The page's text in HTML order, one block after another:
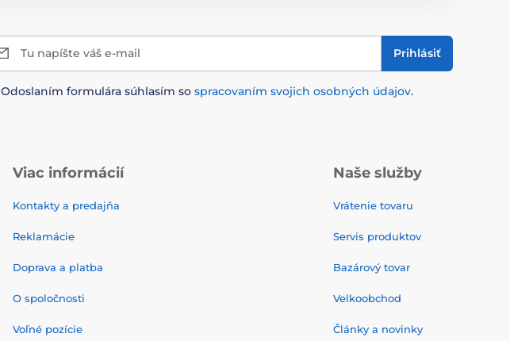
Tu napíšte váš e-mail Prihlásiť
Odoslaním formulára súhlasím so spracovaním svojich osobných údajov.
Viac informácií
Kontakty a predajňa
Reklamácie
Doprava a platba
O spoločnosti
Voľné pozície
Naše služby
Vrátenie tovaru
Servis produktov
Bazárový tovar
Velkoobchod
Články a novinky